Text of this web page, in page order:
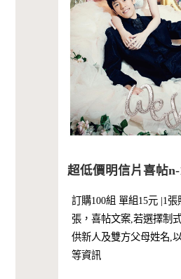
超低價明信片喜帖n-
訂購100組 單組15元 |1張
張，喜帖文案,若選擇制
供新人及雙方父母姓名,
等資訊